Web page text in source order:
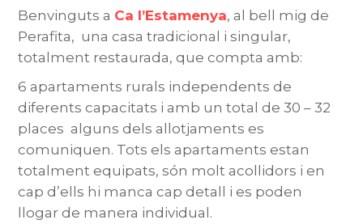
Benvinguts a Ca l’Estamenya, al bell mig de
Perafita, una casa tradicional i singular,
totalment restaurada, que compta amb:
6 apartaments rurals independents de
diferents capacitats i amb un total de 30 – 32
places alguns dels allotjaments es
comuniquen. Tots els apartaments estan
totalment equipats, són molt acollidors i en
cap d’ells hi manca cap detall i es poden
llogar de manera individual.